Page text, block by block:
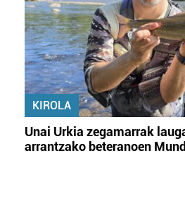
KIROLA
Unai Urkia zegamarrak
arrantzako beteranoen